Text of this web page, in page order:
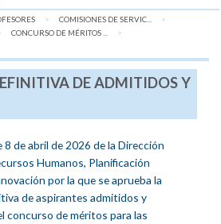
COMISIONES DE SERVIC...
CONCURSO DE MÉRITOS ...
DE ADMITIDOS Y
8 de abril de 2026 de la Dirección
Humanos, Planificación
por la que se aprueba la
de aspirantes admitidos y
concurso de méritos para las